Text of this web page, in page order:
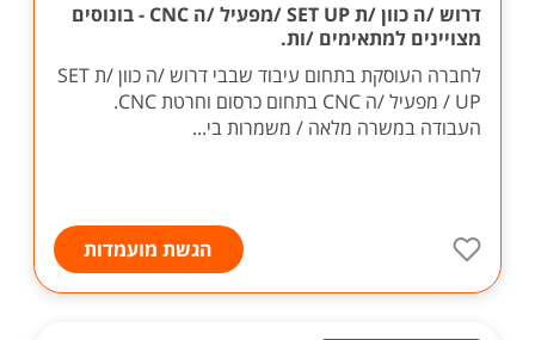
דרוש /ה כוון /ת SET UP /מפעיל /ה CNC - בונוסים
מצויינים למתאימים /ות.
לחברה העוסקת בתחום עיבוד שבבי דרוש /ה כוון /ת SET
UP / מפעיל /ה CNC בתחום כרסום וחרטת CNC.
העבודה במשרה מלאה / משמרות בי...
הגשת מועמדות